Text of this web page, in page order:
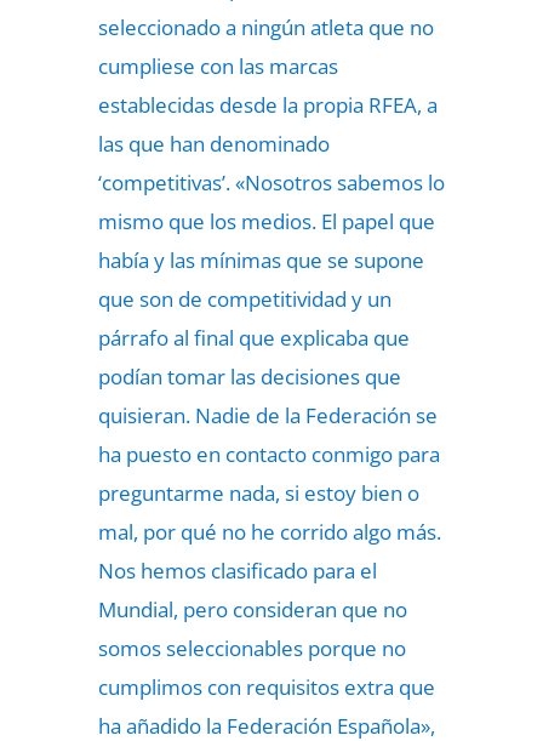
seleccionado a ningún atleta que no
cumpliese con las marcas
establecidas desde la propia RFEA, a
las que han denominado
‘competitivas’. «Nosotros sabemos lo
mismo que los medios. El papel que
había y las mínimas que se supone
que son de competitividad y un
párrafo al final que explicaba que
podían tomar las decisiones que
quisieran. Nadie de la Federación se
ha puesto en contacto conmigo para
preguntarme nada, si estoy bien o
mal, por qué no he corrido algo más.
Nos hemos clasificado para el
Mundial, pero consideran que no
somos seleccionables porque no
cumplimos con requisitos extra que
ha añadido la Federación Española»,